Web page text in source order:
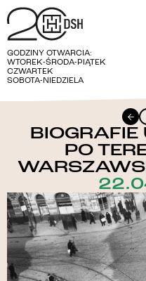
GODZINY OTWARCIA:
WTOREK-ŚRODA-PIĄTEK
CZWARTEK
SOBOTA-NIEDZIELA
BIOGRAFIE
PO